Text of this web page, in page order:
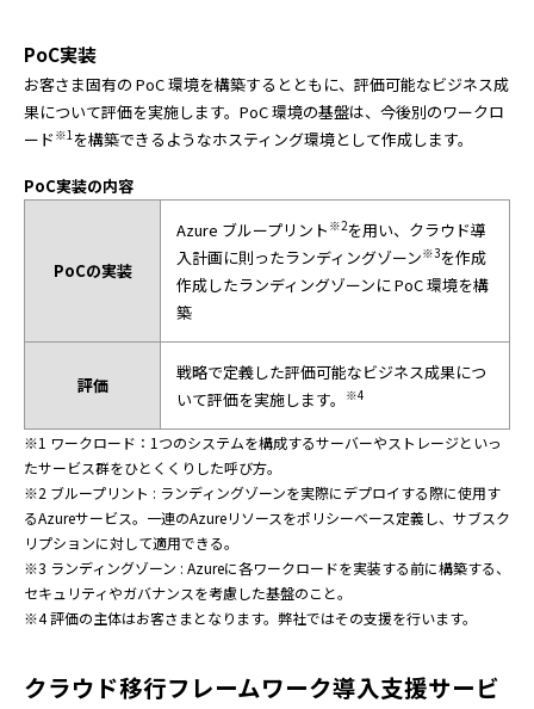
PoC実装
お客さま固有の PoC 環境を構築するとともに、評価可能なビジネス成
果について評価を実施します。PoC 環境の基盤は、今後別のワークロ
ード ※1を構築できるようなホスティング環境として作成します。
PoC実装の内容
PoCの実装
Azure ブループリント ※2を用い、クラウド導
入計画に則ったランディングゾーン※3を作成
作成したランディングゾーンに PoC 環境を構
築
評価
戦略で定義した評価可能なビジネス成果につ
いて評価を実施します。
※4
※1 ワークロード：1つのシステムを構成するサーバーやストレージといっ
たサービス群をひとくくりした呼び方。
※2 ブループリント : ランディングゾーンを実際にデプロイする際に使用す
るAzureサービス。一連のAzureリソースをポリシーベース定義し、サブスク
リプションに対して適用できる。
※3 ランディングゾーン : Azureに各ワークロードを実装する前に構築する、
セキュリティやガバナンスを考慮した基盤のこと。
※4 評価の主体はお客さまとなります。弊社ではその支援を行います。
クラウド移行フレームワーク導入支援サービ